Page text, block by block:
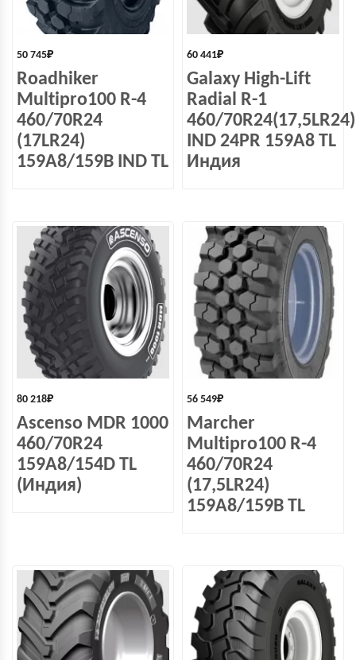
50 745₽
Roadhiker
Multipro100 R-4
460/70R24
(17LR24)
159A8/159B IND TL
60 441₽
Galaxy High-Lift
Radial R-1
460/70R24(17,5LR24)
IND 24PR 159A8 TL
Индия
80 218₽
Ascenso MDR 1000
460/70R24
159A8/154D TL
(Индия)
56 549₽
Marcher
Multipro100 R-4
460/70R24
(17,5LR24)
159A8/159B TL